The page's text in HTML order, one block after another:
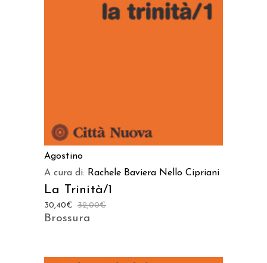
AGGIUNGI AL CARRELLO
Agostino
A cura di: Rachele Baviera Nello Cipriani
La Trinità/1
32,00€
30,40€
Brossura